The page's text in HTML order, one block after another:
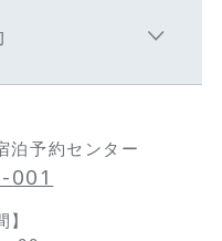
泊予約センター
001
】